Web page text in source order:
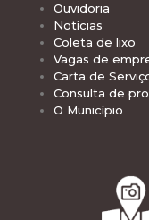
Ouvidoria
Notícias
Coleta de lixo
Vagas de
Carta de
Consulta de
O Município